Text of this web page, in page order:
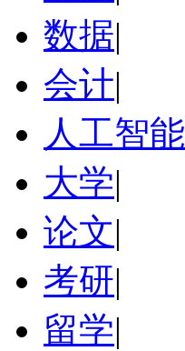
数据|
会计|
人工智能
大学|
论文|
考研|
留学|